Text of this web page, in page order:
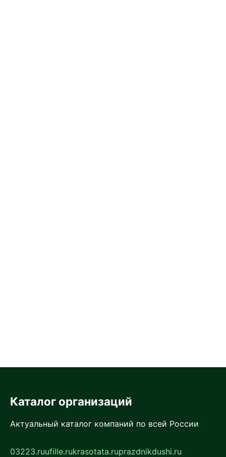
Каталог организаций
Актуальный каталог компаний по всей России
03223.ruufille.rukrasotata.ruprazdnikdushi.ru